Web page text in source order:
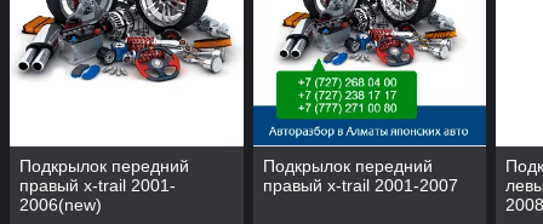
Подкрылок передний
правый x-trail 2001-
2006(new)
Подкрылок передний
правый x-trail 2001-2007